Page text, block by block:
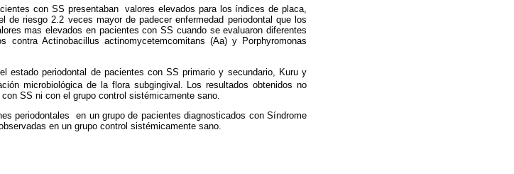
con SS presentaban valores elevados para los índices de placa,
de riesgo 2.2 veces mayor de padecer enfermedad periodontal que los
mas elevados en pacientes con SS cuando se evaluaron diferentes
contra Actinobacillus actinomycetemcomitans (Aa) y Porphyromonas
periodontal de pacientes con SS primario y secundario, Kuru y
microbiológica de la flora subgingival. Los resultados obtenidos no
SS ni con el grupo control sistémicamente sano.
periodontales en un grupo de pacientes diagnosticados con Síndrome
en un grupo control sistémicamente sano.